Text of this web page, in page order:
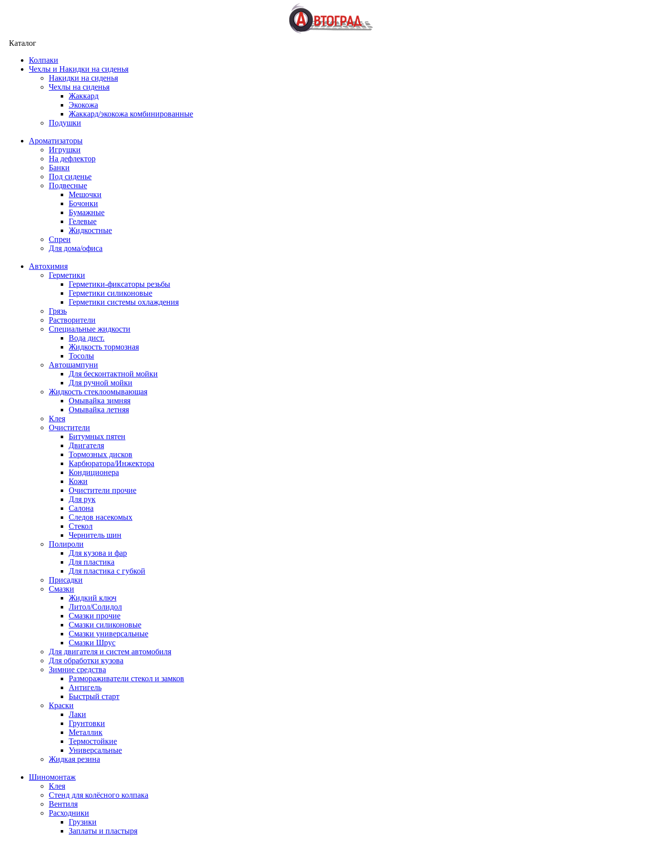
Каталог
Колпаки
Чехлы и Накидки на сиденья
Накидки на сиденья
Чехлы на сиденья
Жаккард
Экокожа
Жаккард/экокожа комбинированные
Подушки
Ароматизаторы
Игрушки
На дефлектор
Банки
Под сиденье
Подвесные
Мешочки
Бочонки
Бумажные
Гелевые
Жидкостные
Спреи
Для дома/офиса
Автохимия
Герметики
Герметики-фиксаторы резьбы
Герметики силиконовые
Герметики системы охлаждения
Грязь
Растворители
Специальные жидкости
Вода дист.
Жидкость тормозная
Тосолы
Автошампуни
Для бесконтактной мойки
Для ручной мойки
Жидкость стеклоомывающая
Омывайка зимняя
Омывайка летняя
Клея
Очистители
Битумных пятен
Двигателя
Тормозных дисков
Карбюратора/Инжектора
Кондиционера
Кожи
Очистители прочие
Для рук
Салона
Следов насекомых
Стекол
Чернитель шин
Полироли
Для кузова и фар
Для пластика
Для пластика с губкой
Присадки
Смазки
Жидкий ключ
Литол/Солидол
Смазки прочие
Смазки силиконовые
Смазки универсальные
Смазки Шрус
Для двигателя и систем автомобиля
Для обработки кузова
Зимние средства
Размораживатели стекол и замков
Антигель
Быстрый старт
Краски
Лаки
Грунтовки
Металлик
Термостойкие
Универсальные
Жидкая резина
Шиномонтаж
Клея
Стенд для колёсного колпака
Вентиля
Расходники
Грузики
Заплаты и пластыря